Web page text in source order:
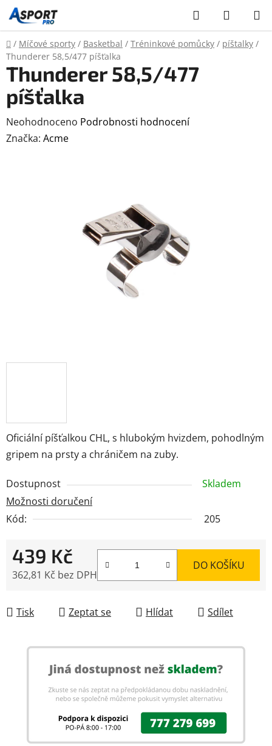
Přejít
na
obsah
Hledat
KOŠÍK
Domů
/ Míčové sporty / Basketbal / Tréninkové pomůcky / píštalky /
Thunderer 58,5/477 píšťalka
Oficiální píšťalkou CHL, s hlubokým hvizdem, pohodlným
gripem na prsty a chráničem na zuby.
Dostupnost
Skladem
Možnosti doručení
Kód:
205
439 Kč
362,81 Kč bez DPH
DO KOŠÍKU
Tisk Zeptat se Hlídat Sdílet
Thunderer 58,5/477
píšťalka
Průměrné
hodnocení
Neohodnoceno Podrobnosti hodnocení
Značka: Acme